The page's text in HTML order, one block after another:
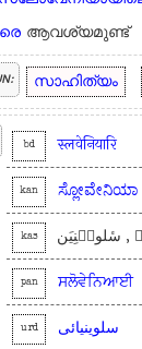
ആവശ്യമുണ്ട്
സാഹിത്യം
bd स्लवेनियारि
kan ಸ್ಲೋವೇನಿಯಾ
kas , سٔلویٖنِیَن
pan ਸਲੋਵੇਨਿਆਈ
urd سلوینیائی